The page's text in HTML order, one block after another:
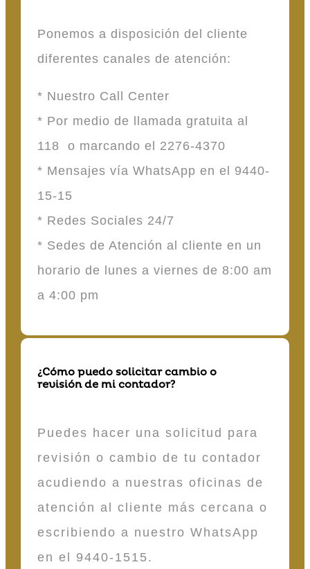
Ponemos a disposición del cliente
diferentes canales de atención:
* Nuestro Call Center
* Por medio de llamada gratuita al
118 o marcando el 2276-4370
* Mensajes vía WhatsApp en el 9440-
15-15
* Redes Sociales 24/7
* Sedes de Atención al cliente en un
horario de lunes a viernes de 8:00 am
a 4:00 pm
¿Cómo puedo solicitar cambio o
revisión de mi contador?
Puedes hacer una solicitud para
revisión o cambio de tu contador
acudiendo a nuestras oficinas de
atención al cliente más cercana o
escribiendo a nuestro WhatsApp
en el 9440-1515.